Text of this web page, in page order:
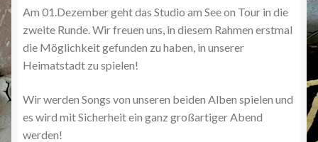
Am 01.Dezember geht das Studio am See on Tour in die
zweite Runde. Wir freuen uns, in diesem Rahmen erstmal
die Möglichkeit gefunden zu haben, in unserer
Heimatstadt zu spielen!
Wir werden Songs von unseren beiden Alben spielen und
es wird mit Sicherheit ein ganz großartiger Abend
werden!